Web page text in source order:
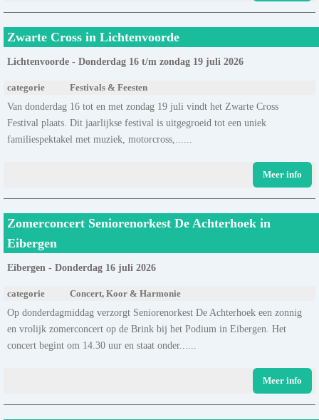
Zwarte Cross in Lichtenvoorde
Lichtenvoorde - Donderdag 16 t/m zondag 19 juli 2026
categorie Festivals & Feesten
Van donderdag 16 tot en met zondag 19 juli vindt het Zwarte Cross
Festival plaats. Dit jaarlijkse festival is uitgegroeid tot een uniek
familiespektakel met muziek, motorcross,......
Meer info
Zomerconcert Seniorenorkest De Achterhoek in
Eibergen
Eibergen - Donderdag 16 juli 2026
categorie Concert, Koor & Harmonie
Op donderdagmiddag verzorgt Seniorenorkest De Achterhoek een zonnig
en vrolijk zomerconcert op de Brink bij het Podium in Eibergen. Het
concert begint om 14.30 uur en staat onder......
Meer info